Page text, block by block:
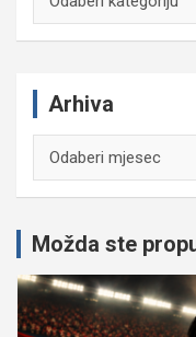
Arhiva
Možda ste